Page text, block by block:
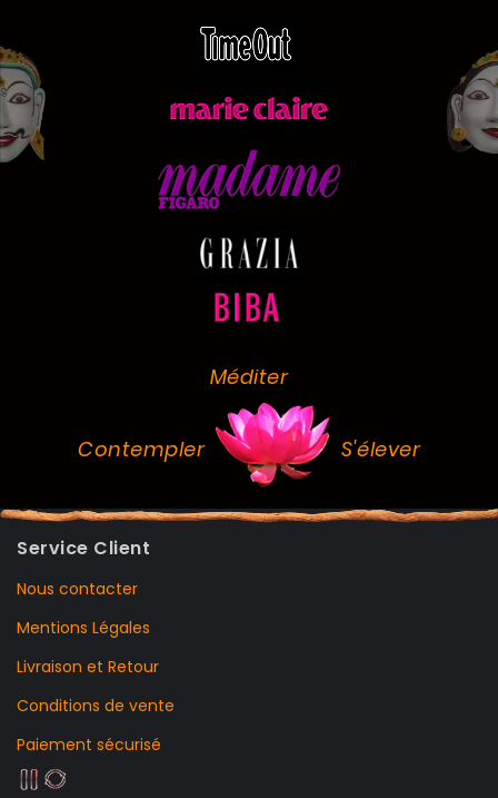
Méditer
Contempler S'élever
Service Client
Nous contacter
Mentions Légales
Livraison et Retour
Conditions de vente
Paiement sécurisé